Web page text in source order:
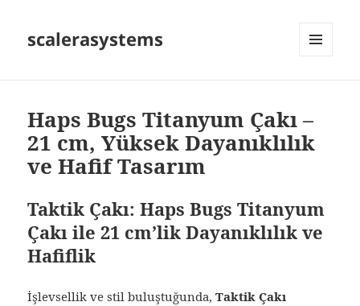
scalerasystems
Haps Bugs Titanyum Çakı –
21 cm, Yüksek Dayanıklılık
ve Hafif Tasarım
Taktik Çakı: Haps Bugs Titanyum
Çakı ile 21 cm’lik Dayanıklılık ve
Hafiflik
İşlevsellik ve stil buluştuğunda,Taktik Çakı